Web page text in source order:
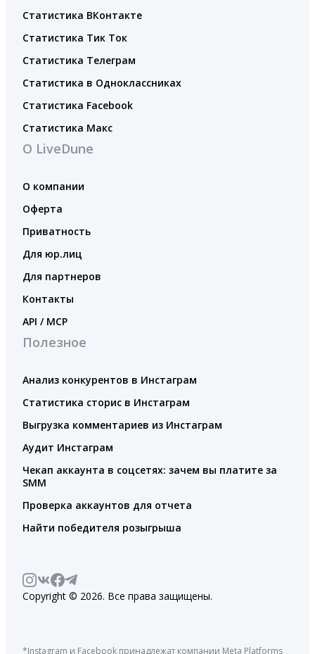
Статистика ВКонтакте
Статистика Тик Ток
Статистика Телеграм
Статистика в Одноклассниках
Статистика Facebook
Статистика Макс
О LiveDune
О компании
Оферта
Приватность
Для юр.лиц
Для партнеров
Контакты
API / MCP
Полезное
Анализ конкурентов в Инстаграм
Статистика сторис в Инстаграм
Выгрузка комментариев из Инстаграм
Аудит Инстаграм
Чекап аккаунта в соцсетях: зачем вы платите за
SMM
Проверка аккаунтов для отчета
Найти победителя розыгрыша
Copyright © 2026. Все права защищены.
*Instagram и Facebook принадлежат компании Meta Platforms